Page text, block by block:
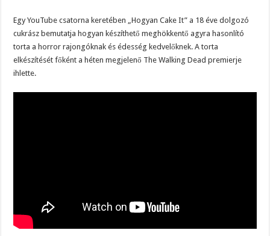
Egy YouTube csatorna keretében „Hogyan Cake It” a 18 éve dolgozó
cukrász bemutatja hogyan készíthető meghökkentő agyra hasonlító
torta a horror rajongóknak és édesség kedvelőknek. A torta
elkészítését főként a héten megjelenő The Walking Dead premierje
ihlette.